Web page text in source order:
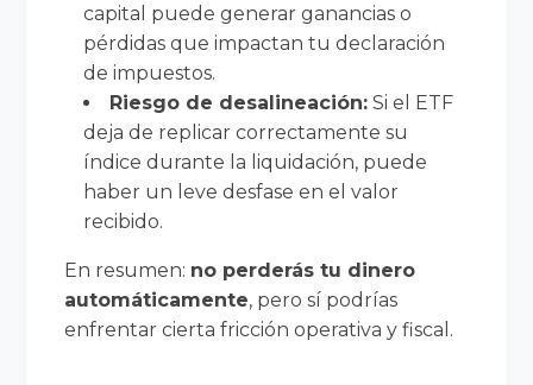
capital puede generar ganancias o
pérdidas que impactan tu declaración
de impuestos.
Riesgo de desalineación: Si el ETF
deja de replicar correctamente su
índice durante la liquidación, puede
haber un leve desfase en el valor
recibido.
En resumen: no perderás tu dinero
automáticamente, pero sí podrías
enfrentar cierta fricción operativa y fiscal.